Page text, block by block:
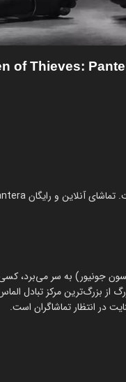
جونیور) به سر می‌برد،
از بزرگ‌ترین مرکز تبادل
در انتظار تماشاگران است.